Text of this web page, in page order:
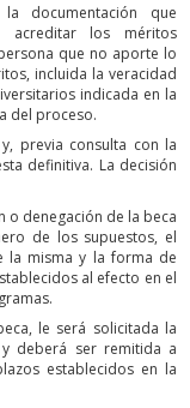
documentación que
acreditar los méritos
que no aporte lo
incluida la veracidad
indicada en la
del proceso.
previa consulta con la
definitiva. La decisión
o denegación de la beca
de los supuestos, el
la misma y la forma de
al efecto en el
le será solicitada la
deberá ser remitida a
establecidos en la